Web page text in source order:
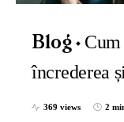
Blog
încrederea
369 views 2